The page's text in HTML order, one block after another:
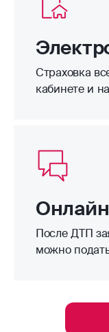
Страховка
кабинете и
После ДТП
можно